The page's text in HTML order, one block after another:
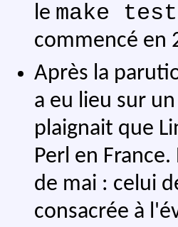
le make test
commencé en
Après la
a eu lieu sur
plaignait que
Perl en
de mai : celui
consacrée à